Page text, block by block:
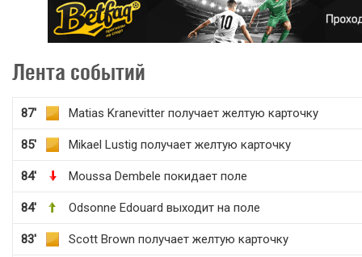
Лента событий
87' Matias Kranevitter получает желтую карточку
85' Mikael Lustig получает желтую карточку
84' Moussa Dembele покидает поле
84' Odsonne Edouard выходит на поле
83' Scott Brown получает желтую карточку